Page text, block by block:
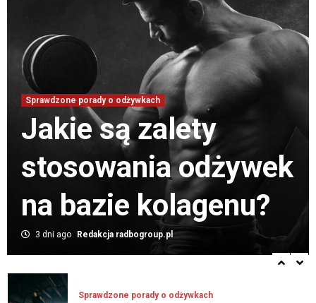
Sprawdzone porady o odżywkach
Suplementy diety
wspomagające
proces spalania
tłuszczu bez utraty
mięśni.
1 miesiąc ago Redakcja radbogroup.pl
kwasy tłuszczowe omega-3?
6
Sprawdzone porady o odżywkach
Jakie odżywki pomogą w poprawie
elastyczności mięśni?
Sprawdzone porady o odżywkach
Jakie suplementy przyspieszają regenerację
po treningu siłowym?
1
Sprawdzone porady o odżywkach
Jakie są zalety stosowania odżywek na bazie
Sprawdzone porady o odżywkach